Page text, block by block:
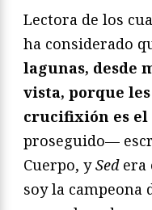
Lectora de los
ha considerado
lagunas, desde
vista, porque
crucifixión es el
proseguido—
Cuerpo, ySedera
soy la campeona